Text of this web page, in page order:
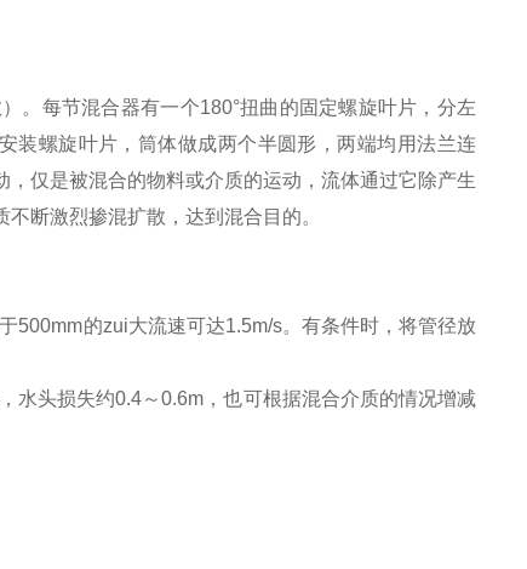
。每节混合器有一个180°扭曲的固定螺旋叶片，分左
装螺旋叶片，筒体做成两个半圆形，两端均用法兰连
仅是被混合的物料或介质的运动，流体通过它除产生
断激烈掺混扩散，达到混合目的。
500mm的zui大流速可达1.5m/s。有条件时，将管径放
水头损失约0.4～0.6m，也可根据混合介质的情况增减